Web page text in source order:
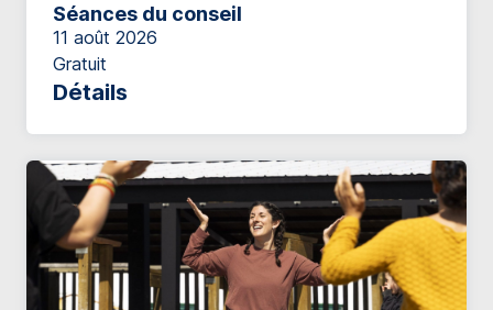
Séances du conseil
11 août 2026
Gratuit
Détails